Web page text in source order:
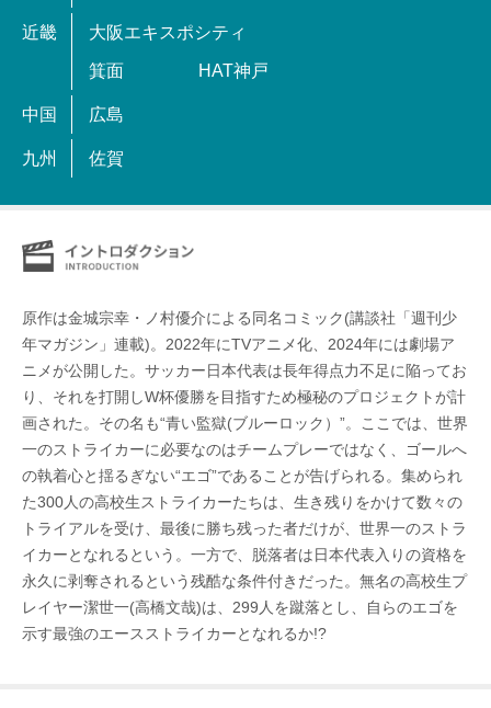
近畿 大阪エキスポシティ
箕面 HAT神戸
中国 広島
九州 佐賀
原作は金城宗幸・ノ村優介による同名コミック(講談社「週刊少
年マガジン」連載)。2022年にTVアニメ化、2024年には劇場ア
ニメが公開した。サッカー日本代表は長年得点力不足に陥ってお
り、それを打開しW杯優勝を目指すため極秘のプロジェクトが計
画された。その名も“青い監獄(ブルーロック）”。ここでは、世界
一のストライカーに必要なのはチームプレーではなく、ゴールへ
の執着心と揺るぎない“エゴ”であることが告げられる。集められ
た300人の高校生ストライカーたちは、生き残りをかけて数々の
トライアルを受け、最後に勝ち残った者だけが、世界一のストラ
イカーとなれるという。一方で、脱落者は日本代表入りの資格を
永久に剥奪されるという残酷な条件付きだった。無名の高校生プ
レイヤー潔世一(高橋文哉)は、299人を蹴落とし、自らのエゴを
示す最強のエースストライカーとなれるか!?